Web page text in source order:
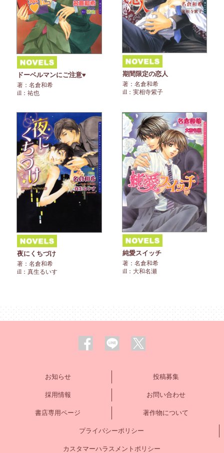
ドーベルマンにご注意♥
著：名倉和希
ill：祐也
期間限定の恋人
著：名倉和希
ill：実相寺紫子
夜にくちづけ
著：名倉和希
ill：真生るいす
純愛スイッチ
著：名倉和希
ill：大和名瀬
お知らせ 投稿募集
採用情報 お問い合わせ
書店専用ページ 著作物について
プライバシーポリシー
カスタマーハラスメントポリシー